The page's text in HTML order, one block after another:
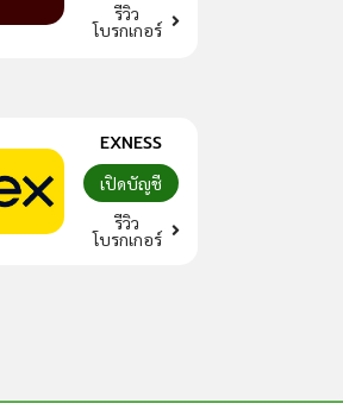
รีวิว
โบรกเกอร์
EXNESS
เปิดบัญชี
รีวิว
โบรกเกอร์